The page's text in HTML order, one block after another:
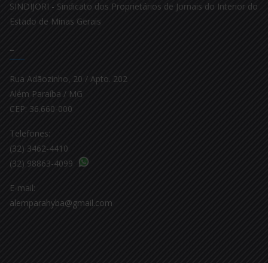
SINDIJORI - Sindicato dos Proprietários de Jornais do Interior do
Estado de Minas Gerais
–
Rua Adãozinho, 20 / Apto. 202
Além Paraíba / MG
CEP: 36.660-000
Telefones:
(32) 3462-4410
(32) 98863-4099
E-mail:
alemparahyba@gmail.com